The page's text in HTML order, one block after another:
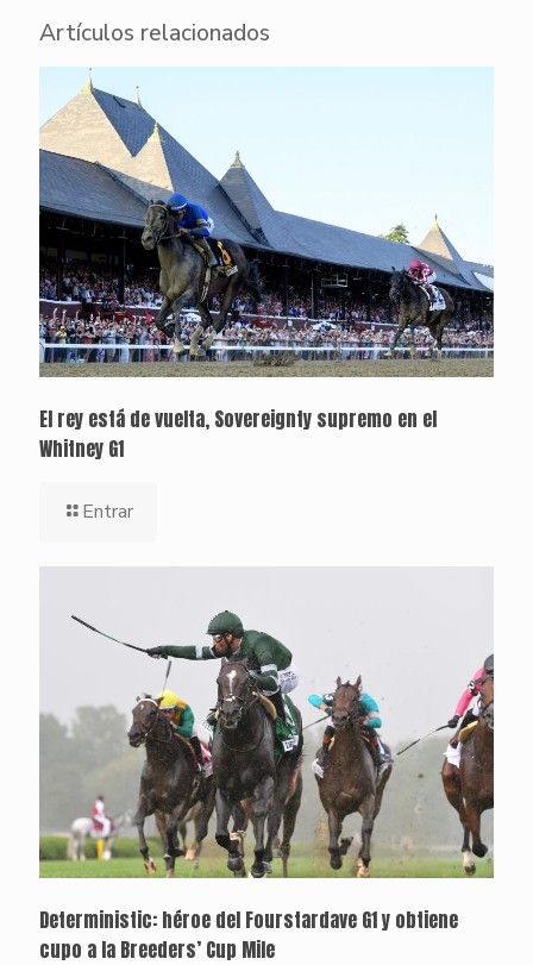
Artículos relacionados
El rey está de vuelta, Sovereignty supremo en el
Whitney G1
Entrar
Deterministic: héroe del Fourstardave G1 y obtiene
cupo a la Breeders’ Cup Mile